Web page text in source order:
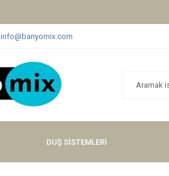
info@banyomix.com
DUŞ SİSTEMLERİ